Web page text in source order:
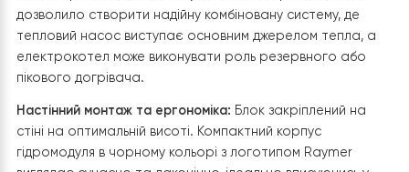
Етап 2: Монтаж внутрішнього блоку та
інтеграція в систему